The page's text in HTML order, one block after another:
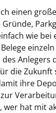
einen
wie
die
ihre
hat mit